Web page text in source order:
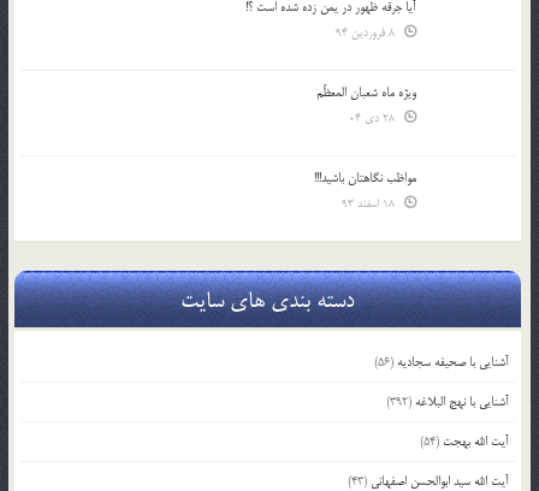
آیا جرقه ظهور در یمن زده شده است ؟!
ویژه ماه شعبان المعظّم
مواظب نگاهتان باشید!!!
دسته بندی های سایت
آشنایی با صحیفه سجادیه (56)
آشنایی با نهج البلاغه (392)
آیت الله بهجت (54)
آیت الله سید ابوالحسن اصفهانی (43)